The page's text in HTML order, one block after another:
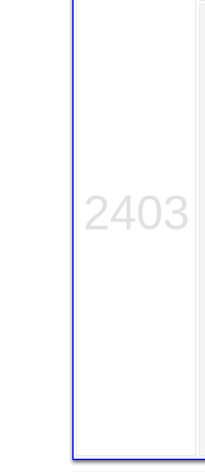
2403